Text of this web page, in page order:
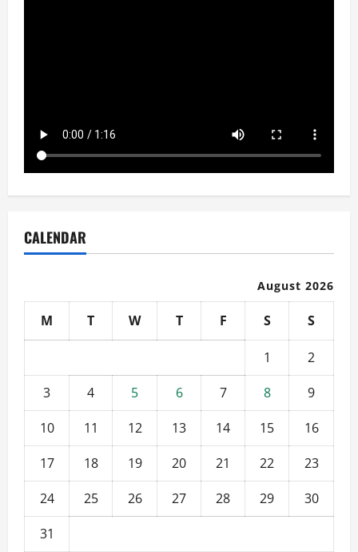
CALENDAR
August 2026
M T W T F S S
1
2
3
4 5 6 7 8
9
10
11 12 13 14 15
16
17
18 19 20 21 22
23
24
25 26 27 28 29
30
31